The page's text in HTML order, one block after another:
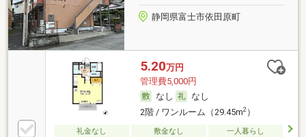
静岡県富士市依田原町
5.20万円
管理費5,000円
なし
なし
2階 / ワンルーム（29.45m2）
礼金なし 敷金なし
一人暮らし